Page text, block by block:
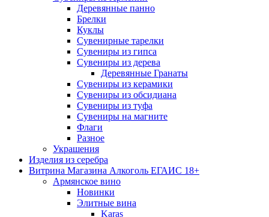
Деревянные панно
Брелки
Куклы
Сувенирные тарелки
Сувениры из гипса
Сувениры из дерева
Деревянные Гранаты
Сувениры из керамики
Сувениры из обсидиана
Сувениры из туфа
Сувениры на магните
Флаги
Разное
Украшения
Изделия из серебра
Витрина Магазина Алкоголь ЕГАИС 18+
Армянское вино
Новинки
Элитные вина
Karas